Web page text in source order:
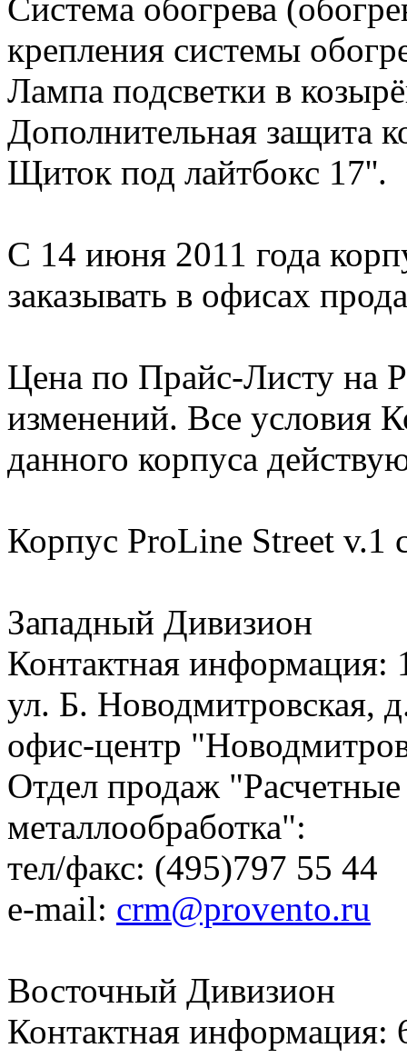
Система обогрева
крепления системы
Лампа подсветки в
Дополнительная защита
Щиток под лайтбокс 17''.
С 14 июня 2011 года
заказывать в офисах
Цена по Прайс-Листу на
изменений. Все условия
данного корпуса
Корпус ProLine Street v.1
Западный Дивизион
Контактная информация:
ул. Б. Новодмитровская,
офис-центр
Отдел продаж
металлообработка":
тел/факс: (495)797 55 44
e-mail: crm@provento.ru
Восточный Дивизион
Контактная